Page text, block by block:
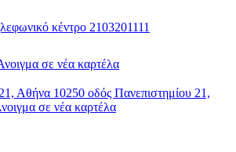
κέντρο 2103201111
σε νέα καρτέλα
Αθήνα 10250 οδός Πανεπιστημίου 21,
σε νέα καρτέλα